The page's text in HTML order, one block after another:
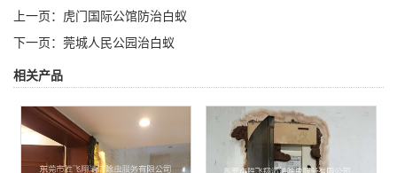
上一页： 虎门国际公馆防治白蚁
下一页： 莞城人民公园治白蚁
相关产品